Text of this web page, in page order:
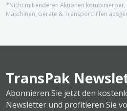
*Nicht mit anderen Aktionen
Maschinen, Geräte & Transporthilfen
TransPak
Abonnieren Sie jetzt den
Newsletter und profitieren Sie